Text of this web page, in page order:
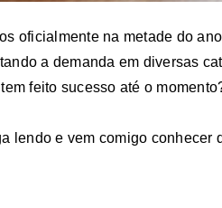
oficialmente na metade do
a demanda em diversas
feito sucesso até o
lendo e vem comigo conhecer